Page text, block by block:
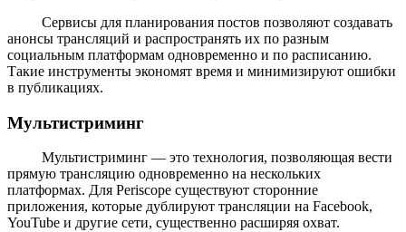
Сервисы для планирования постов позволяют создавать
анонсы трансляций и распространять их по разным
социальным платформам одновременно и по расписанию.
Такие инструменты экономят время и минимизируют ошибки
в публикациях.
Мультистриминг
Мультистриминг — это технология, позволяющая вести
прямую трансляцию одновременно на нескольких
платформах. Для Periscope существуют сторонние
приложения, которые дублируют трансляции на Facebook,
YouTube и другие сети, существенно расширяя охват.